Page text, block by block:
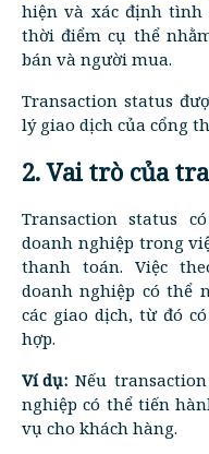
hiện và xác định tình
thời điểm cụ thể
bán và người mua.
Transaction status
lý giao dịch của cổng
2. Vai trò của
Transaction status
doanh nghiệp trong
thanh toán. Việc
doanh nghiệp có thể
các giao dịch, từ đó
hợp.
Ví dụ: Nếu
nghiệp có thể tiến
vụ cho khách hàng.